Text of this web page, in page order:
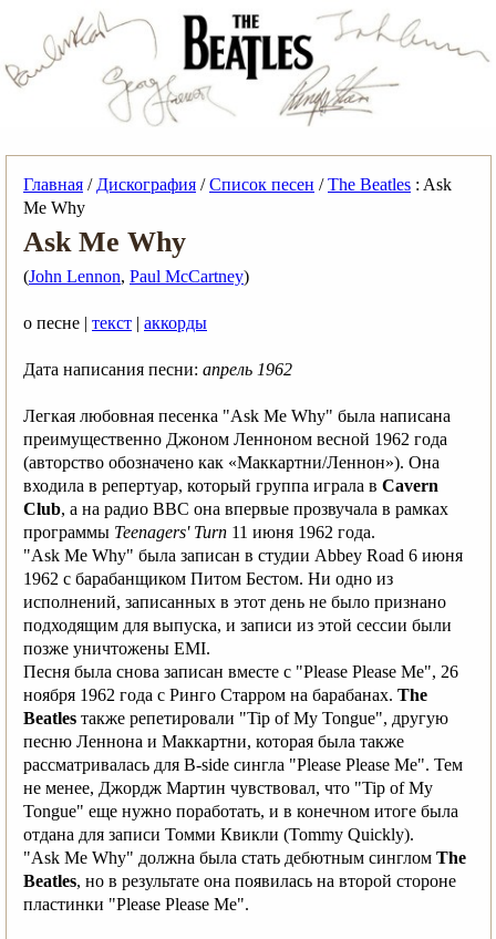
Главная / Дискография /Список песен /The Beatles : Ask
Me Why
Ask Me Why
(John Lennon, Paul McCartney)
о песне | текст | аккорды
Дата написания песни: апрель 1962
Легкая любовная песенка "Ask Me Why" была написана
преимущественно Джоном Ленноном весной 1962 года
(авторство обозначено как «Маккартни/Леннон»). Она
входила в репертуар, который группа играла в Cavern
Club, а на радио ВВС она впервые прозвучала в рамках
программы Teenagers' Turn 11 июня 1962 года.
"Ask Me Why" была записан в студии Abbey Road 6 июня
1962 с барабанщиком Питом Бестом. Ни одно из
исполнений, записанных в этот день не было признано
подходящим для выпуска, и записи из этой сессии были
позже уничтожены EMI.
Песня была снова записан вместе с "Please Please Me", 26
ноября 1962 года с Ринго Старром на барабанах. The
Beatles также репетировали "Tip of My Tongue", другую
песню Леннона и Маккартни, которая была также
рассматривалась для B-side сингла "Please Please Me". Тем
не менее, Джордж Мартин чувствовал, что "Tip of My
Tongue" еще нужно поработать, и в конечном итоге была
отдана для записи Томми Квикли (Tommy Quickly).
"Ask Me Why" должна была стать дебютным синглом The
Beatles, но в результате она появилась на второй стороне
пластинки "Please Please Me".